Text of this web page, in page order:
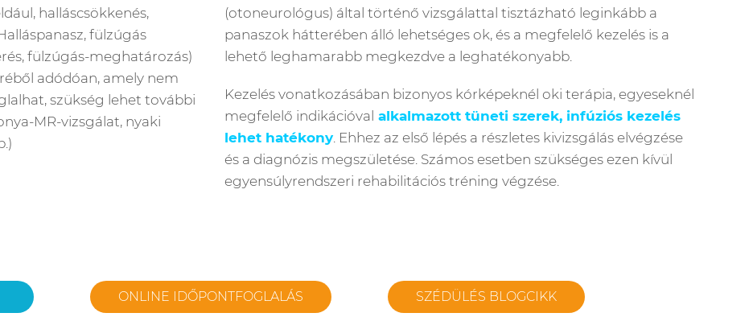
halláscsökkenés,
fülzúgás
fülzúgás-meghatározás)
adódóan, amely nem
szükség lehet további
MR-vizsgálat, nyaki
(otoneurológus) által történő vizsgálattal tisztázható leginkább a
panaszok hátterében álló lehetséges ok, és a megfelelő kezelés is a
lehető leghamarabb megkezdve a leghatékonyabb.
Kezelés vonatkozásában bizonyos kórképeknél oki terápia, egyeseknél
megfelelő indikációval alkalmazott tüneti szerek, infúziós kezelés
lehet hatékony. Ehhez az első lépés a részletes kivizsgálás elvégzése
és a diagnózis megszületése. Számos esetben szükséges ezen kívül
egyensúlyrendszeri rehabilitációs tréning végzése.
ONLINE IDŐPONTFOGLALÁS SZÉDÜLÉS BLOGCIKK